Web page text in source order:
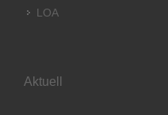
LOA
Aktuell